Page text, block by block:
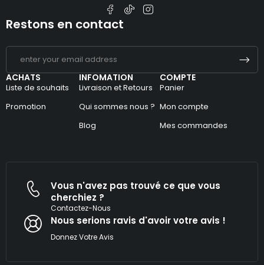
ACHATS
Liste de souhaits
Promotion
INFOMATION
Livraison et Retours
Qui sommes nous ?
Blog
COMPTE
Panier
Mon compte
Mes commandes
Restons en contact
Vous n'avez pas trouvé ce que vous
cherchiez ?
Contactez-Nous
Nous serions ravis d'avoir votre avis !​
Donnez Votre Avis